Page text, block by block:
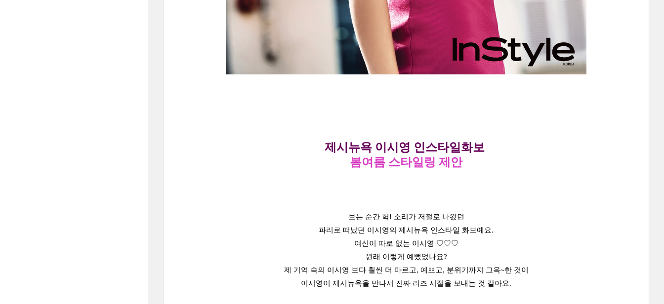
제시뉴욕 이시영 인스타일화보
봄여름 스타일링 제안
보는 순간 헉! 소리가 저절로 나왔던
파리로 떠났던 이시영의 제시뉴욕 인스타일 화보예요.
여신이 따로 없는 이시영 ♡♡♡
원래 이렇게 예뻤었나요?
제 기억 속의 이시영 보다 훨씬 더 마르고, 예쁘고, 분위기까지 그윽~한 것이
이시영이 제시뉴욕을 만나서 진짜 리즈 시절을 보내는 것 같아요.